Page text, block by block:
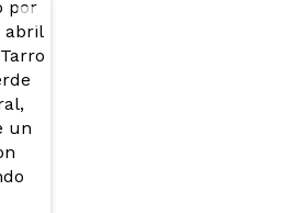
y con un brillo precioso
compra?